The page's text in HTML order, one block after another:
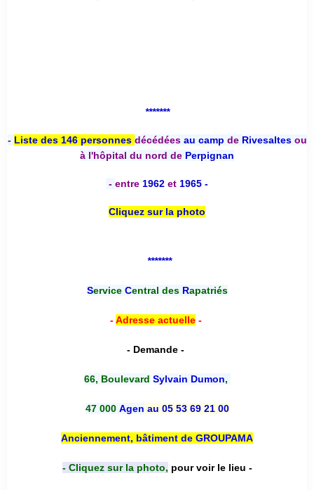
*******
- Liste des 146 personnes décédées au camp deRivesaltesou
à l'hôpital du nord de Perpignan
- entre 1962 et 1965 -
Cliquez sur la photo
*******
Service Central desRapatriés
-Adresse actuelle-
- Demande -
66, Boulevard Sylvain Dumon,
47 000 Agen au 05 53 69 21 00
Anciennement, bâtiment de GROUPAMA
- Cliquez sur la photo, pour voir le lieu -